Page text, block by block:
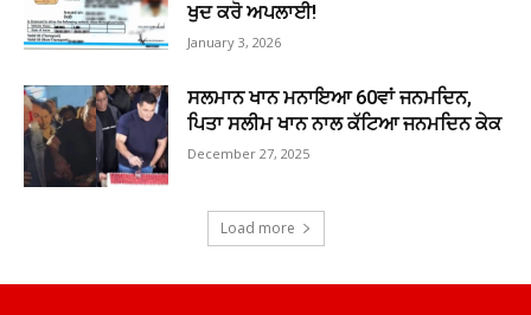
ਖੁਦ ਕਰੋ ਅਪਲਾਈ!
January 3, 2026
ਸਲਮਾਨ ਖਾਨ ਮਨਾਇਆ 60ਵਾਂ ਜਨਮਦਿਨ,
ਪਿਤਾ ਸਲੀਮ ਖਾਨ ਨਾਲ ਕੱਟਿਆ ਜਨਮਦਿਨ ਕੇਕ
December 27, 2025
Load more